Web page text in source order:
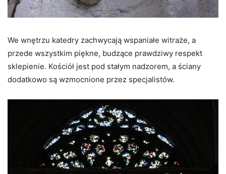
We wnętrzu katedry zachwycają wspaniałe witraże, a
przede wszystkim piękne, budzące prawdziwy respekt
sklepienie. Kościół jest pod stałym nadzorem, a ściany
dodatkowo są wzmocnione przez specjalistów.